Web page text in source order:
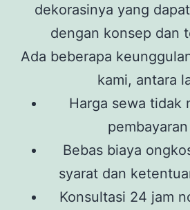
dekorasinya yang
dengan konsep dan
Ada beberapa
kami, antara
Harga sewa tidak
Bebas biaya
syarat dan
Konsultasi 24 jam